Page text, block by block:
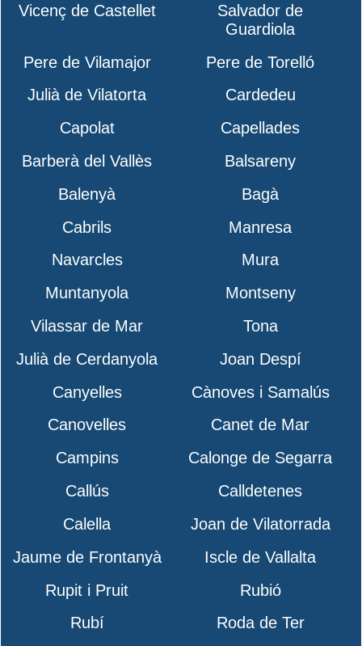
Vicenç de Castellet
Salvador de
Guardiola
Pere de Vilamajor
Pere de Torelló
Julià de Vilatorta
Cardedeu
Capolat
Capellades
Barberà del Vallès
Balsareny
Balenyà
Bagà
Cabrils
Manresa
Navarcles
Mura
Muntanyola
Montseny
Vilassar de Mar
Tona
Julià de Cerdanyola
Joan Despí
Canyelles
Cànoves i Samalús
Canovelles
Canet de Mar
Campins
Calonge de Segarra
Callús
Calldetenes
Calella
Joan de Vilatorrada
Jaume de Frontanyà
Iscle de Vallalta
Rupit i Pruit
Rubió
Rubí
Roda de Ter